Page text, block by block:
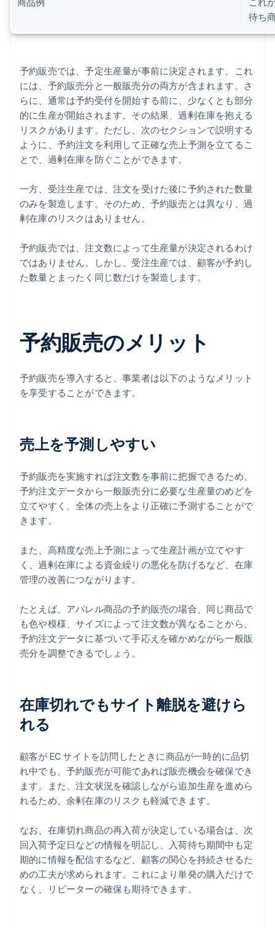
待ち
予約販売では、予定生産量が事前に決定されます。これ
には、予約販売分と一般販売分の両方が含まれます。さ
らに、通常は予約受付を開始する前に、少なくとも部分
的に生産が開始されます。その結果、過剰在庫を抱える
リスクがあります。ただし、次のセクションで説明する
ように、予約注文を利用して正確な売上予測を立てるこ
とで、過剰在庫を防ぐことができます。
一方、受注生産では、注文を受けた後に予約された数量
のみを製造します。そのため、予約販売とは異なり、過
剰在庫のリスクはありません。
予約販売では、注文数によって生産量が決定されるわけ
ではありません。しかし、受注生産では、顧客が予約し
た数量とまったく同じ数だけを製造します。
予約販売のメリット
予約販売を導入すると、事業者は以下のようなメリット
を享受することができます。
売上を予測しやすい
予約販売を実施すれば注文数を事前に把握できるため、
予約注文データから一般販売分に必要な生産量のめどを
立てやすく、全体の売上をより正確に予測することがで
きます。
また、高精度な売上予測によって生産計画が立てやす
く、過剰在庫による資金繰りの悪化を防げるなど、在庫
管理の改善につながります。
たとえば、アパレル商品の予約販売の場合、同じ商品で
も色や模様、サイズによって注文数が異なることから、
予約注文データに基づいて手応えを確かめながら一般販
売分を調整できるでしょう。
在庫切れでもサイト離脱を避けら
れる
顧客が EC サイトを訪問したときに商品が一時的に品切
れ中でも、予約販売が可能であれば販売機会を確保でき
ます。また、注文状況を確認しながら追加生産を進めら
れるため、余剰在庫のリスクも軽減できます。
なお、在庫切れ商品の再入荷が決定している場合は、次
回入荷予定日などの情報を明記し、入荷待ち期間中も定
期的に情報を配信するなど、顧客の関心を持続させるた
めの工夫が求められます。これにより単発の購入だけで
なく、リピーターの確保も期待できます。